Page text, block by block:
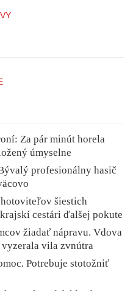
Za pár minút horela
úmyselne
profesionálny hasič
šiestich
cestári ďalšej pokute
žiadať nápravu. Vdova
vila zvnútra
Potrebuje stotožniť